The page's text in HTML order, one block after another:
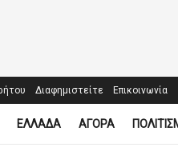
Διαφημιστείτε Επικοινωνία
ΕΛΛΑΔΑ ΑΓΟΡΑ